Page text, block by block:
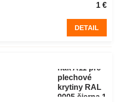
1 €
DETAIL
hák A11 pre
plechové
krytiny RAL
9005 čierna 1